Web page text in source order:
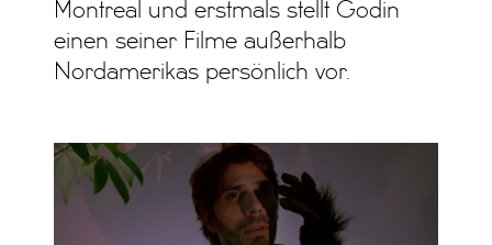
Montreal und erstmals stellt Godin
einen seiner Filme außerhalb
Nordamerikas persönlich vor.